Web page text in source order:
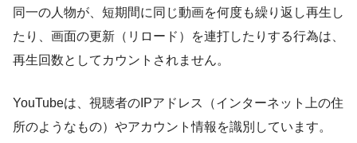
同一の人物が、短期間に同じ動画を何度も繰り返し再生し
たり、画面の更新（リロード）を連打したりする行為は、
再生回数としてカウントされません。
YouTubeは、視聴者のIPアドレス（インターネット上の住
所のようなもの）やアカウント情報を識別しています。